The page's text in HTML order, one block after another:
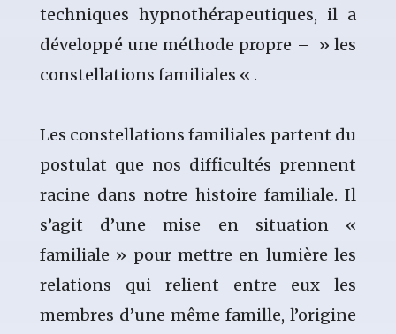
techniques hypnothérapeutiques, il a
développé une méthode propre – » les
constellations familiales « .
Les constellations familiales partent du
postulat que nos difficultés prennent
racine dans notre histoire familiale. Il
s’agit d’une mise en situation «
familiale » pour mettre en lumière les
relations qui relient entre eux les
membres d’une même famille, l’origine